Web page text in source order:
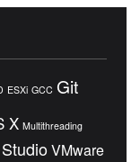
ESXi GCC Git
X Multithreading
VMware